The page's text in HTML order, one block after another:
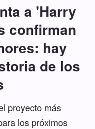
a 'Harry
confirman
hay
de los
proyecto más
los próximos